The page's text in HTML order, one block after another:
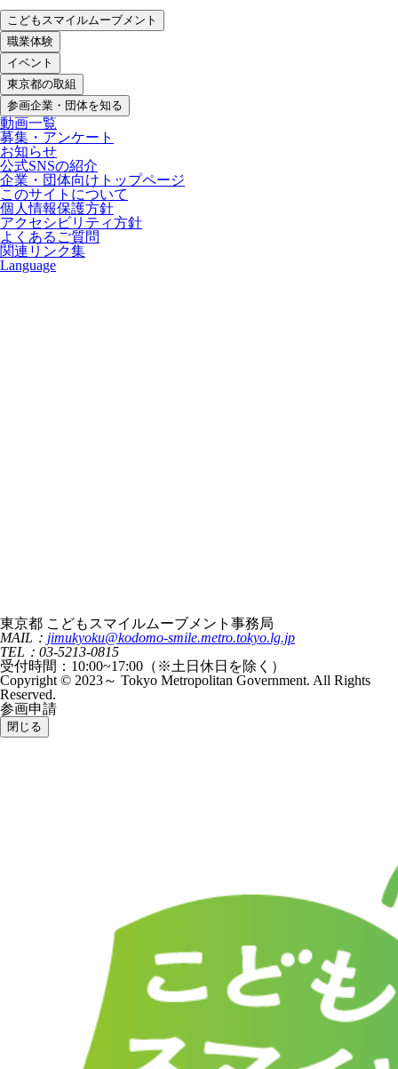
こどもスマイルムーブメント
職業体験
イベント
東京都の取組
参画企業・団体を知る
動画一覧
募集・アンケート
お知らせ
公式SNSの紹介
企業・団体向けトップページ
このサイトについて
個人情報保護方針
アクセシビリティ方針
よくあるご質問
関連リンク集
Language
東京都 こどもスマイルムーブメント事務局
MAIL： jimukyoku@kodomo-smile.metro.tokyo.lg.jp
TEL：03-5213-0815
受付時間：10:00~17:00（※土日休日を除く）
Copyright © 2023～ Tokyo Metropolitan Government. All Rights
Reserved.
参画申請
閉じる